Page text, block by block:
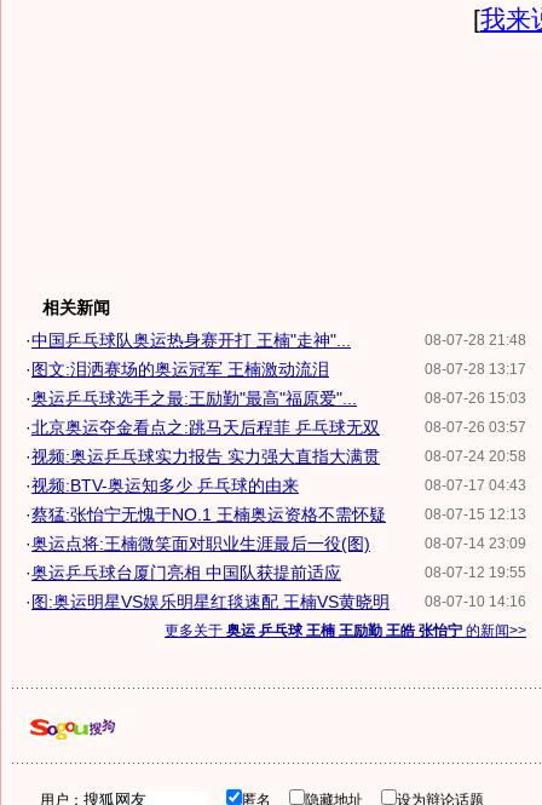
[我来
相关新闻
08-07-28 21:48
·中国乒乓球队奥运热身赛开打 王楠"走神"...
08-07-28 13:17
·图文:泪洒赛场的奥运冠军 王楠激动流泪
08-07-26 15:03
·奥运乒乓球选手之最:王励勤"最高"福原爱"...
08-07-26 03:57
·北京奥运夺金看点之:跳马天后程菲 乒乓球无双
08-07-24 20:58
·视频:奥运乒乓球实力报告 实力强大直指大满贯
08-07-17 04:43
·视频:BTV-奥运知多少 乒乓球的由来
08-07-15 12:13
·蔡猛:张怡宁无愧于NO.1 王楠奥运资格不需怀疑
08-07-14 23:09
·奥运点将:王楠微笑面对职业生涯最后一役(图)
08-07-12 19:55
·奥运乒乓球台厦门亮相 中国队获提前适应
08-07-10 14:16
·图:奥运明星VS娱乐明星红毯速配 王楠VS黄晓明
更多关于 奥运 乒乓球 王楠 王励勤 王皓 张怡宁 的新闻>>
用户： 匿名 隐藏地址 设为辩论话题